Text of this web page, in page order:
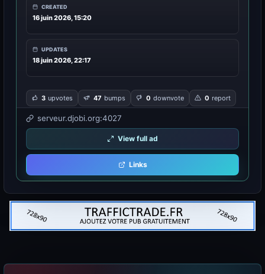
CREATED
16 juin 2026, 15:20
UPDATES
18 juin 2026, 22:17
3 upvotes 47 bumps 0 downvote 0 report
serveur.djobi.org:4027
View full ad
Links